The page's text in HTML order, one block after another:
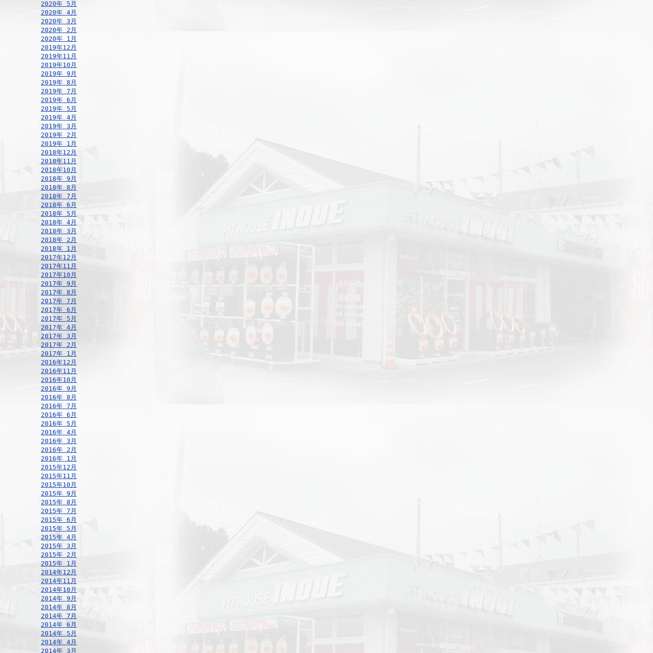
2020年 5月
2020年 4月
2020年 3月
2020年 2月
2020年 1月
2019年12月
2019年11月
2019年10月
2019年 9月
2019年 8月
2019年 7月
2019年 6月
2019年 5月
2019年 4月
2019年 3月
2019年 2月
2019年 1月
2018年12月
2018年11月
2018年10月
2018年 9月
2018年 8月
2018年 7月
2018年 6月
2018年 5月
2018年 4月
2018年 3月
2018年 2月
2018年 1月
2017年12月
2017年11月
2017年10月
2017年 9月
2017年 8月
2017年 7月
2017年 6月
2017年 5月
2017年 4月
2017年 3月
2017年 2月
2017年 1月
2016年12月
2016年11月
2016年10月
2016年 9月
2016年 8月
2016年 7月
2016年 6月
2016年 5月
2016年 4月
2016年 3月
2016年 2月
2016年 1月
2015年12月
2015年11月
2015年10月
2015年 9月
2015年 8月
2015年 7月
2015年 6月
2015年 5月
2015年 4月
2015年 3月
2015年 2月
2015年 1月
2014年12月
2014年11月
2014年10月
2014年 9月
2014年 8月
2014年 7月
2014年 6月
2014年 5月
2014年 4月
2014年 3月